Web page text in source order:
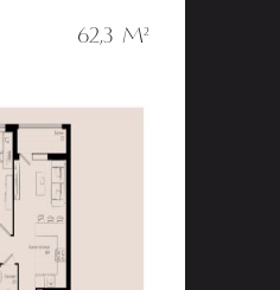
62,3 М²